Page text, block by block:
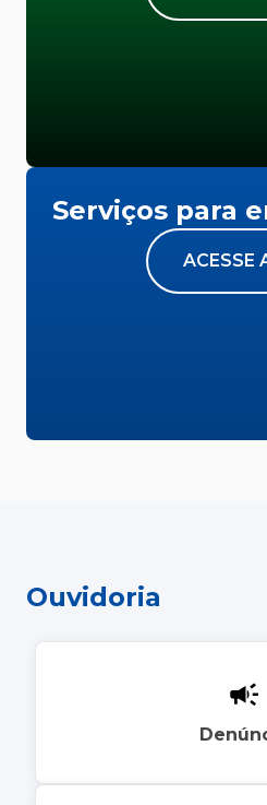
Serviços para
ACESSE
Ouvidoria